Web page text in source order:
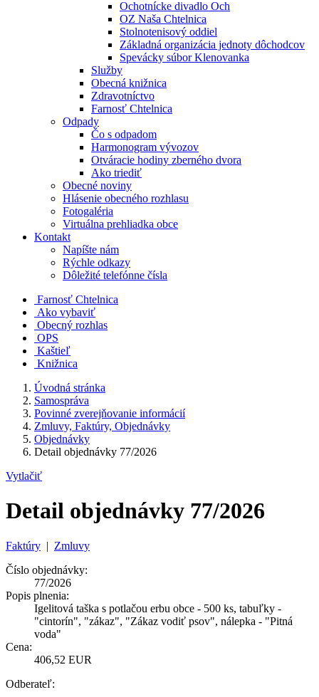
Ochotnícke divadlo Och
OZ Naša Chtelnica
Stolnotenisový oddiel
Základná organizácia jednoty dôchodcov
Spevácky súbor Klenovanka
Služby
Obecná knižnica
Zdravotníctvo
Farnosť Chtelnica
Odpady
Čo s odpadom
Harmonogram vývozov
Otváracie hodiny zberného dvora
Ako triediť
Obecné noviny
Hlásenie obecného rozhlasu
Fotogaléria
Virtuálna prehliadka obce
Kontakt
Napíšte nám
Rýchle odkazy
Dôležité telefónne čísla
Farnosť Chtelnica
Ako vybaviť
Obecný rozhlas
OPS
Kaštieľ
Knižnica
Úvodná stránka
Samospráva
Povinné zverejňovanie informácií
Zmluvy, Faktúry, Objednávky
Objednávky
Detail objednávky 77/2026
Vytlačiť
Detail objednávky 77/2026
Faktúry | Zmluvy
Číslo objednávky:
77/2026
Popis plnenia:
Igelitová taška s potlačou erbu obce - 500 ks, tabuľky -
"cintorín", "zákaz", "Zákaz vodiť psov", nálepka - "Pitná
voda"
Cena:
406,52 EUR
Odberateľ: